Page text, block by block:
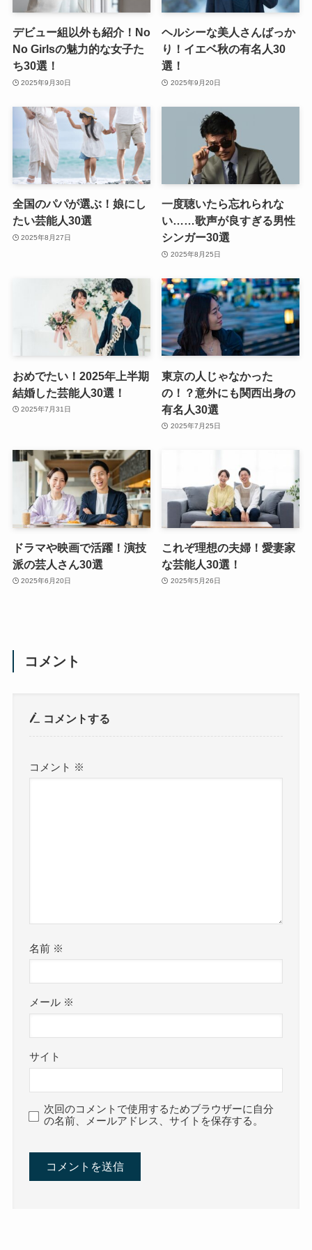
デビュー組以外も紹介！No
No Girlsの魅力的な女子た
ち30選！
2025年9月30日
ヘルシーな美人さんばっか
り！イエベ秋の有名人30
選！
2025年9月20日
全国のパパが選ぶ！娘にし
たい芸能人30選
2025年8月27日
一度聴いたら忘れられな
い……歌声が良すぎる男性
シンガー30選
2025年8月25日
おめでたい！2025年上半期
結婚した芸能人30選！
2025年7月31日
東京の人じゃなかった
の！？意外にも関西出身の
有名人30選
2025年7月25日
ドラマや映画で活躍！演技
派の芸人さん30選
2025年6月20日
これぞ理想の夫婦！愛妻家
な芸能人30選！
2025年5月26日
コメント
コメントする
コメント ※
名前 ※
メール ※
サイト
次回のコメントで使用するためブラウザーに自分
の名前、メールアドレス、サイトを保存する。